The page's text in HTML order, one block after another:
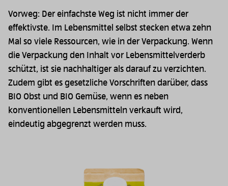
Vorweg: Der einfachste Weg ist nicht immer der
effektivste. Im Lebensmittel selbst stecken etwa zehn
Mal so viele Ressourcen, wie in der Verpackung. Wenn
die Verpackung den Inhalt vor Lebensmittelverderb
schützt, ist sie nachhaltiger als darauf zu verzichten.
Zudem gibt es gesetzliche Vorschriften darüber, dass
BIO Obst und BIO Gemüse, wenn es neben
konventionellen Lebensmitteln verkauft wird,
eindeutig abgegrenzt werden muss.